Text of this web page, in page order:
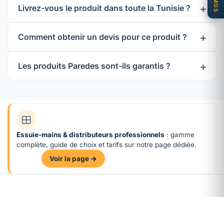
Livrez-vous le produit dans toute la Tunisie ?
Comment obtenir un devis pour ce produit ?
Les produits Paredes sont-ils garantis ?
Essuie-mains & distributeurs professionnels : gamme
complète, guide de choix et tarifs sur notre page dédiée.
Voir la page →